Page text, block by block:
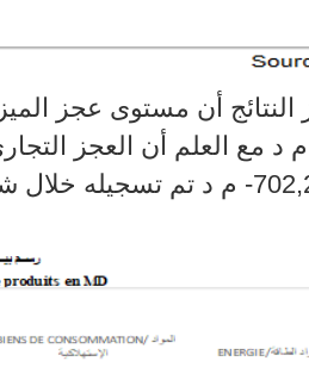
النتائج أن مستوى عجز
د مع العلم أن العجز
- م د تم تسجيله خلال